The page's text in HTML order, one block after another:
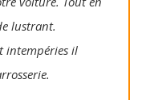
lustrant.
intempéries il